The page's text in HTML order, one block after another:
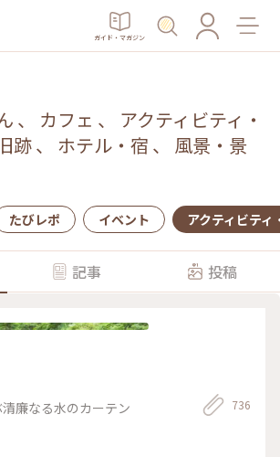
ガイド・マガジン
、 カフェ 、 アクティビティ・
跡、 ホテル・宿 、 風景・景
たびレポ イベント アクティビティ
記事 投稿
廉なる水のカーテン 736